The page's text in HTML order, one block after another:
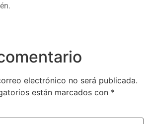
electrónico no será publicada.
están marcados con *